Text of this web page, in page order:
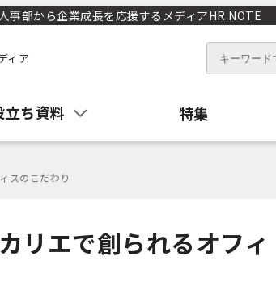
事部から企業成長を応援するメディアHR NOTE
ィア
立ち資料 特集
スのこだわり
リエで創られるオフィ